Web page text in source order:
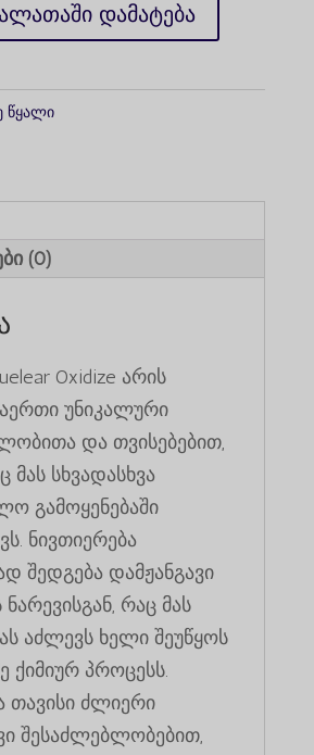
დამატება
წყალი
(0)
Oxidize არის
უნიკალური
და თვისებებით,
სხვადასხვა
გამოყენებაში
ნივთიერება
შედგება დამჟანგავი
ნარევისგან, რაც მას
აძლევს ხელი შეუწყოს
ქიმიურ პროცესს.
თავისი ძლიერი
შესაძლებლობებით,